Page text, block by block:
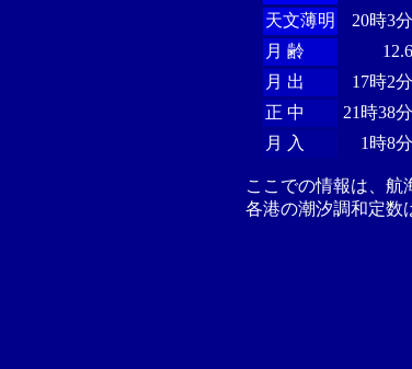
天文薄明
20時3分
月 齢
12.6
月 出
17時2分
正 中
21時38分
月 入
1時8分
ここでの情報は、航
各港の潮汐調和定数